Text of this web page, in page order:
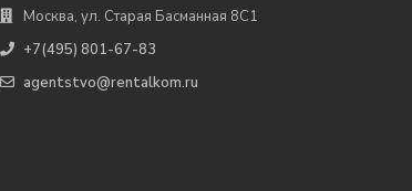
Москва, ул. Старая Басманная 8С1
+7(495) 801-67-83
agentstvo@rentalkom.ru